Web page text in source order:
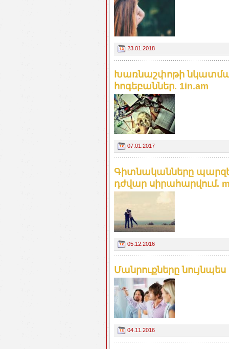
23.01.2018
Խառնաշփոթի
հոգեբաններ. 1in.am
07.01.2017
Գիտնականները
դժվար սիրահարվում.
05.12.2016
Մանրուքները
04.11.2016